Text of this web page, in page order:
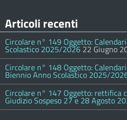
Articoli recenti
Circolare n° 149 Oggetto:
Scolastico 2025/2026 22 Giugno
Circolare n° 148 Oggetto:
Biennio Anno Scolastico 2025/
Circolare n° 147 Oggetto: rettifica
Giudizio Sospeso 27 e 28 Agosto